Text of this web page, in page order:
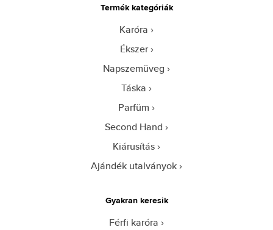
Termék kategóriák
Karóra
Ékszer
Napszemüveg
Táska
Parfüm
Second Hand
Kiárusítás
Ajándék utalványok
Gyakran keresik
Férfi karóra